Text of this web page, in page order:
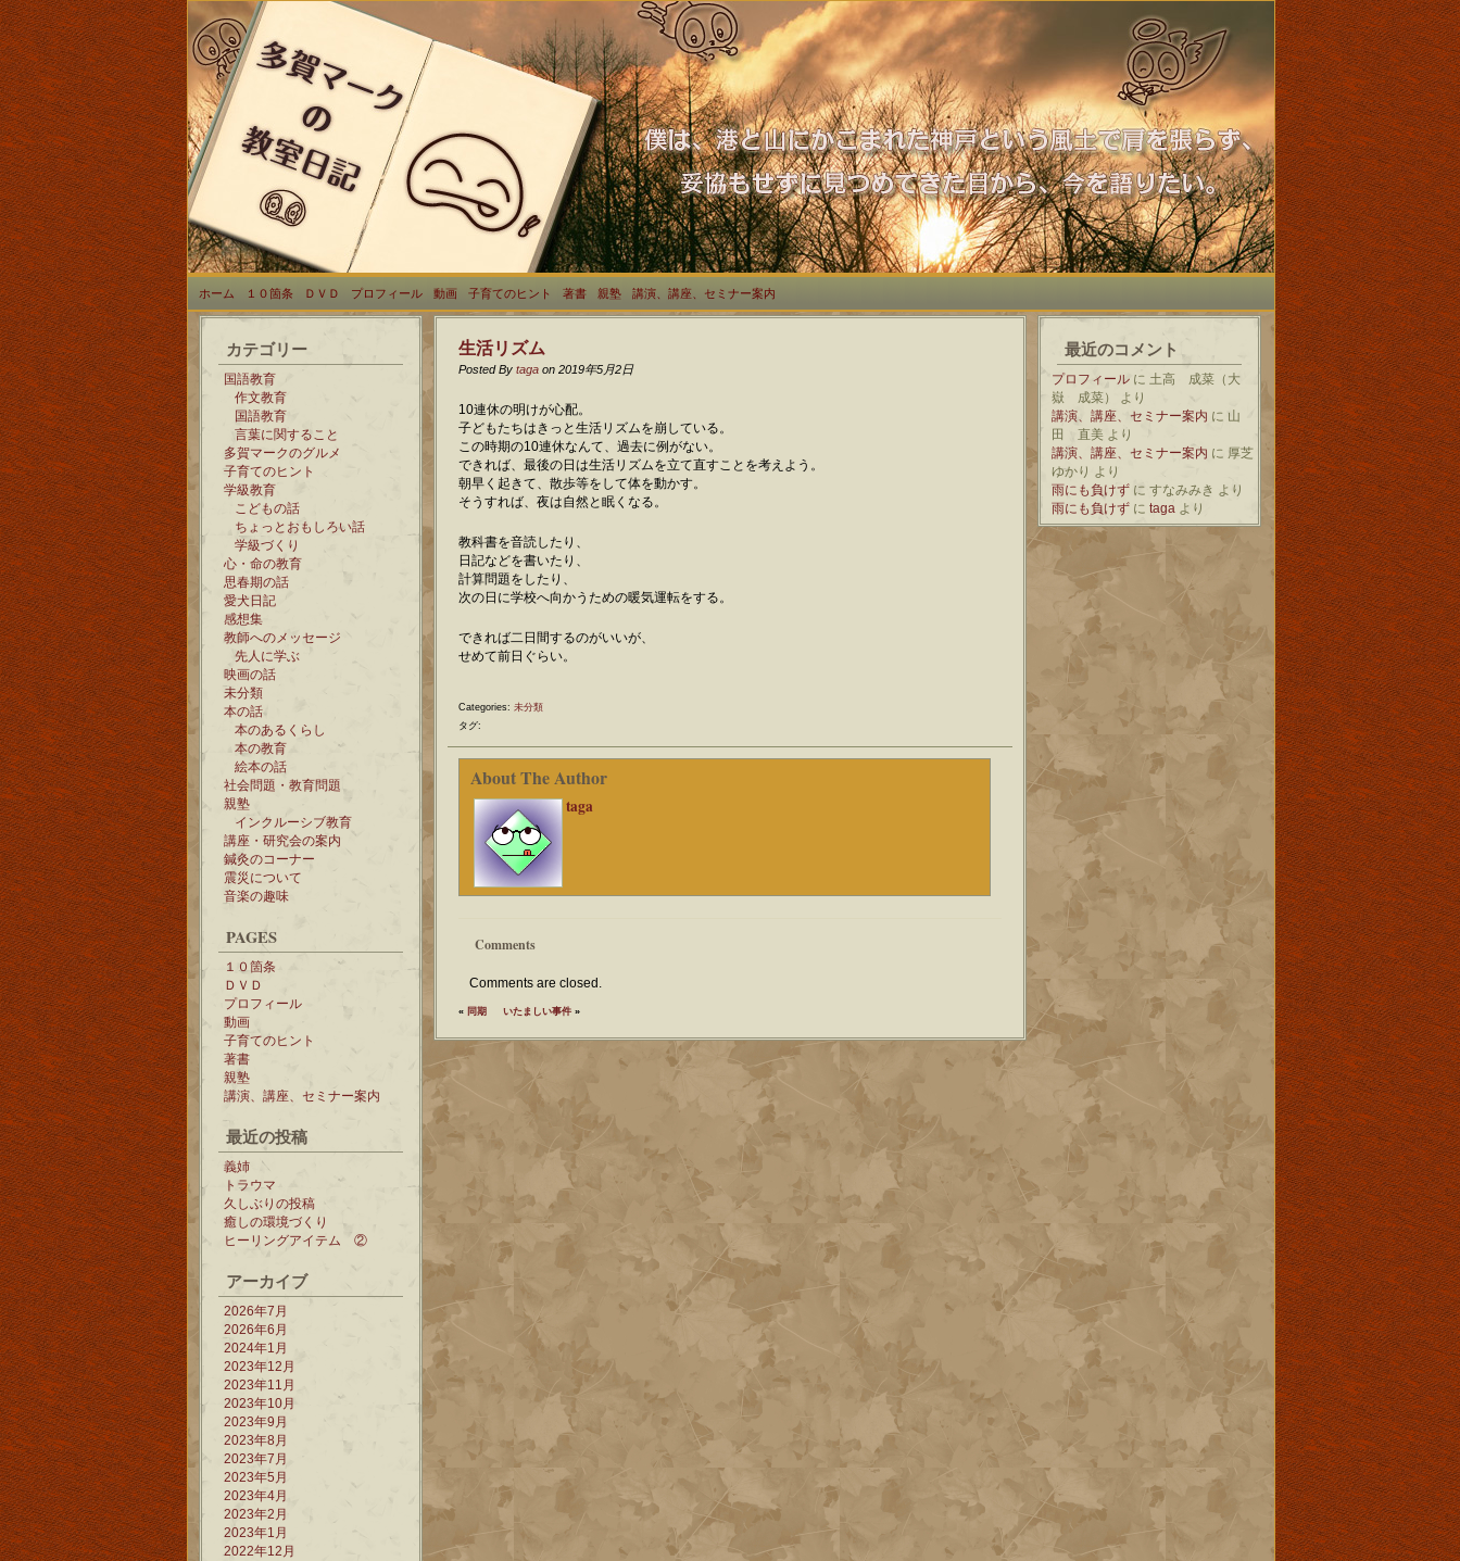
ホーム １０箇条 ＤＶＤ プロフィール 動画 子育てのヒント 著書 親塾 講演、講座、セミナー案内
カテゴリー
国語教育
作文教育
国語教育
言葉に関すること
多賀マークのグルメ
子育てのヒント
学級教育
こどもの話
ちょっとおもしろい話
学級づくり
心・命の教育
思春期の話
愛犬日記
感想集
教師へのメッセージ
先人に学ぶ
映画の話
未分類
本の話
本のあるくらし
本の教育
絵本の話
社会問題・教育問題
親塾
インクルーシブ教育
講座・研究会の案内
鍼灸のコーナー
震災について
音楽の趣味
PAGES
１０箇条
ＤＶＤ
プロフィール
動画
子育てのヒント
著書
親塾
講演、講座、セミナー案内
最近の投稿
義姉
トラウマ
久しぶりの投稿
癒しの環境づくり
ヒーリングアイテム ②
アーカイブ
2026年7月
2026年6月
2024年1月
2023年12月
2023年11月
2023年10月
2023年9月
2023年8月
2023年7月
2023年5月
2023年4月
2023年2月
2023年1月
2022年12月
生活リズム
Posted By taga on 2019年5月2日
10連休の明けが心配。
子どもたちはきっと生活リズムを崩している。
この時期の10連休なんて、過去に例がない。
できれば、最後の日は生活リズムを立て直すことを考えよう。
朝早く起きて、散歩等をして体を動かす。
そうすれば、夜は自然と眠くなる。
教科書を音読したり、
日記などを書いたり、
計算問題をしたり、
次の日に学校へ向かうための暖気運転をする。
できれば二日間するのがいいが、
せめて前日ぐらい。
Categories: 未分類
タグ:
About The Author
taga
Comments
Comments are closed.
« 同期 いたましい事件 »
最近のコメント
プロフィール に 土高 成菜（大
嶽 成菜）
より
講演、講座、セミナー案内 に 山
田 直美 より
講演、講座、セミナー案内 に 厚芝
ゆかり より
雨にも負けず に すなみみき より
雨にも負けず に taga より